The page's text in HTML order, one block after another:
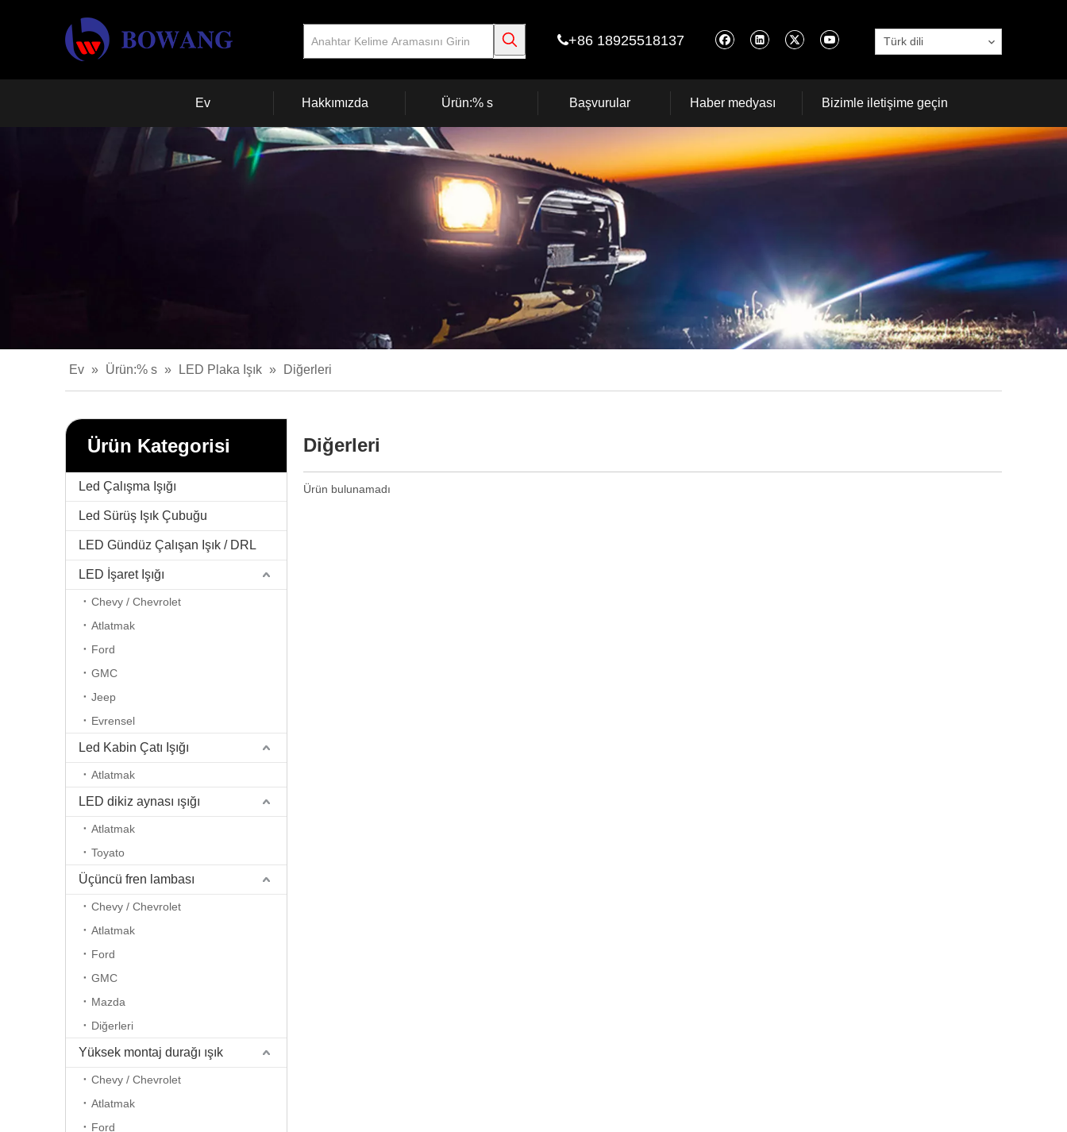
+86 18925518137 Türk dili
Ev Hakkımızda Ürün:% s Başvurular Haber medyası Bizimle iletişime geçin
Ev » Ürün:% s » LED Plaka Işık » Diğerleri
Ürün Kategorisi
Led Çalışma Işığı
Led Sürüş Işık Çubuğu
LED Gündüz Çalışan Işık / DRL
LED İşaret Işığı
Chevy / Chevrolet
Atlatmak
Ford
GMC
Jeep
Evrensel
Led Kabin Çatı Işığı
Atlatmak
LED dikiz aynası ışığı
Atlatmak
Toyato
Üçüncü fren lambası
Chevy / Chevrolet
Atlatmak
Ford
GMC
Mazda
Diğerleri
Yüksek montaj durağı ışık
Chevy / Chevrolet
Atlatmak
Ford
Diğerleri
Ürün bulunamadı